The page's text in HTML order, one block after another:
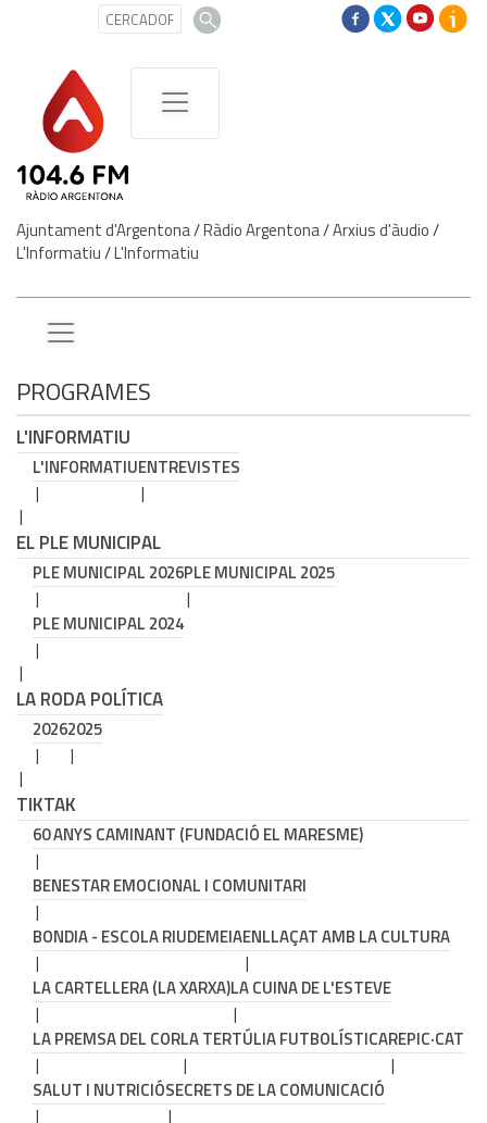
Ajuntament d'Argentona/Ràdio Argentona/Arxius d'àudio/
L'Informatiu/L'Informatiu
PROGRAMES
L'INFORMATIU
L'INFORMATIUENTREVISTES
EL PLE MUNICIPAL
PLE MUNICIPAL 2026PLE MUNICIPAL 2025
PLE MUNICIPAL 2024
LA RODA POLÍTICA
20262025
TIKTAK
60 ANYS CAMINANT (FUNDACIÓ EL MARESME)
BENESTAR EMOCIONAL I COMUNITARI
BONDIA - ESCOLA RIUDEMEIAENLLAÇAT AMB LA CULTURA
LA CARTELLERA (LA XARXA)LA CUINA DE L'ESTEVE
LA PREMSA DEL CORLA TERTÚLIA FUTBOLÍSTICAREPIC·CAT
SALUT I NUTRICIÓSECRETS DE LA COMUNICACIÓ